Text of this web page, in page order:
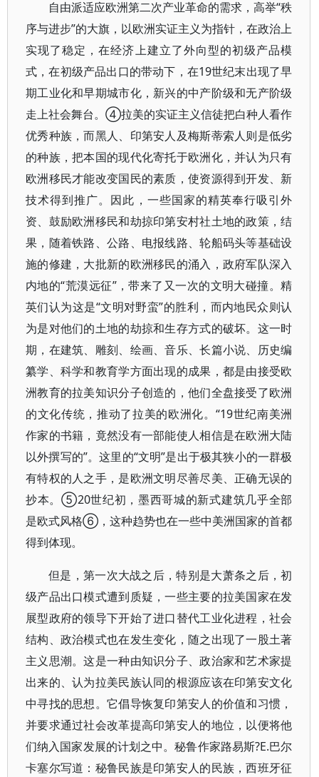
自由派适应欧洲第二次产业革命的需求，高举“秩
序与进步”的大旗，以欧洲实证主义为指针，在政治上
实现了稳定，在经济上建立了外向型的初级产品模
式，在初级产品出口的带动下，在19世纪末出现了早
期工业化和早期城市化，新兴的中产阶级和无产阶级
走上社会舞台。④拉美的实证主义信徒把白种人看作
优秀种族，而黑人、印第安人及梅斯蒂索人则是低劣
的种族，把本国的现代化寄托于欧洲化，并认为只有
欧洲移民才能改变国民的素质，使资源得到开发、新
技术得到推广。因此，一些国家的精英奉行吸引外
资、鼓励欧洲移民和劫掠印第安村社土地的政策，结
果，随着铁路、公路、电报线路、轮船码头等基础设
施的修建，大批新的欧洲移民的涌入，政府军队深入
内地的“荒漠远征”，带来了又一次的文明大碰撞。精
英们认为这是“文明对野蛮”的胜利，而内地民众则认
为是对他们的土地的劫掠和生存方式的破坏。这一时
期，在建筑、雕刻、绘画、音乐、长篇小说、历史编
纂学、科学和教育学方面出现的成果，都是由接受欧
洲教育的拉美知识分子创造的，他们全盘接受了欧洲
的文化传统，推动了拉美的欧洲化。“19世纪南美洲
作家的书籍，竟然没有一部能使人相信是在欧洲大陆
以外撰写的”。这里的“文明”是出于极其狭小的一群极
有特权的人之手，是欧洲文明尽善尽美、正确无误的
抄本。⑤20世纪初，墨西哥城的新式建筑几乎全部
是欧式风格⑥，这种趋势也在一些中美洲国家的首都
得到体现。
但是，第一次大战之后，特别是大萧条之后，初
级产品出口模式遭到质疑，一些主要的拉美国家在发
展型政府的领导下开始了进口替代工业化进程，社会
结构、政治模式也在发生变化，随之出现了一股土著
主义思潮。这是一种由知识分子、政治家和艺术家提
出来的、认为拉美民族认同的根源应该在印第安文化
中寻找的思想。它倡导恢复印第安人的价值和习惯，
并要求通过社会改革提高印第安人的地位，以便将他
们纳入国家发展的计划之中。秘鲁作家路易斯?E.巴尔
卡塞尔写道：秘鲁民族是印第安人的民族，西班牙征